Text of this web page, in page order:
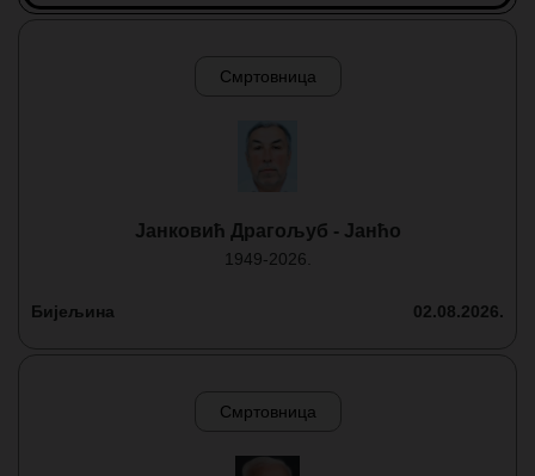
Смртовница
Јанковић Драгољуб - Јанћо
1949-2026.
Бијељина 02.08.2026.
Смртовница